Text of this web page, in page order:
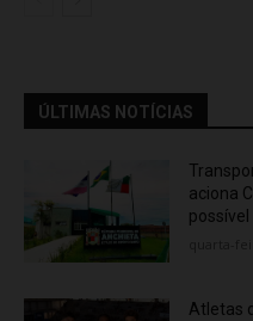
ÚLTIMAS NOTÍCIAS
aciona
Atletas